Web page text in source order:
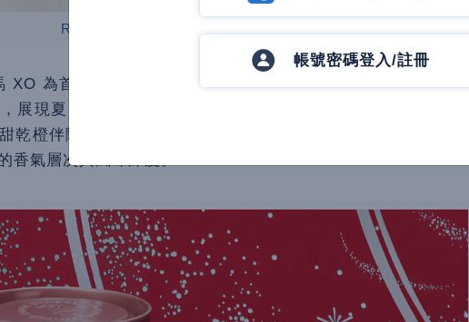
RÉMY MARTIN 人頭馬 XO
XO 為首席酒窖大師 Baptiste Loiseau 的代表之作，精選自數
展現夏日水果風味結合茉莉花等新鮮白花氣息，豐沛的各式成
乾橙伴隨些許臻果及肉桂辛香，在中秋佳節感受人頭馬 300 餘
香氣層次與風味深度。
帳號密碼登入/註冊